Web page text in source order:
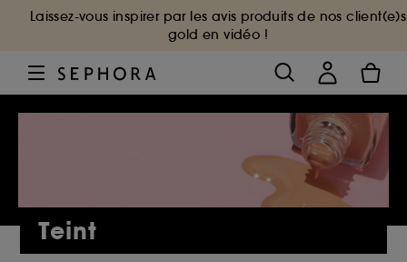
Laissez-vous inspirer par les avis produits de nos client(e)s
gold en vidéo !
Teint